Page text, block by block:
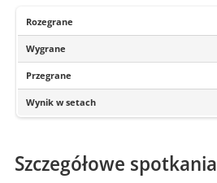
Rozegrane
Wygrane
Przegrane
Wynik w setach
Szczegółowe spotkania